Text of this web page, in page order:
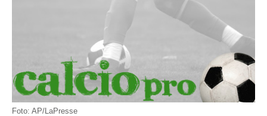
Foto: AP/LaPresse